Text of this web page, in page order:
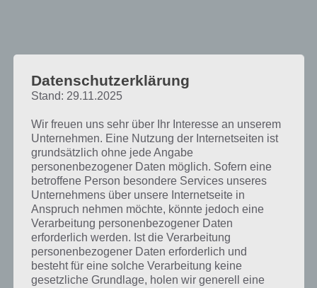
Wort Guru: Die Lösung zu Level 1616
Datenschutzerklärung
Stand: 29.11.2025
Wir freuen uns sehr über Ihr Interesse an unserem
Unternehmen. Eine Nutzung der Internetseiten ist
grundsätzlich ohne jede Angabe
personenbezogener Daten möglich. Sofern eine
betroffene Person besondere Services unseres
Unternehmens über unsere Internetseite in
Anspruch nehmen möchte, könnte jedoch eine
Verarbeitung personenbezogener Daten
erforderlich werden. Ist die Verarbeitung
personenbezogener Daten erforderlich und
besteht für eine solche Verarbeitung keine
gesetzliche Grundlage, holen wir generell eine